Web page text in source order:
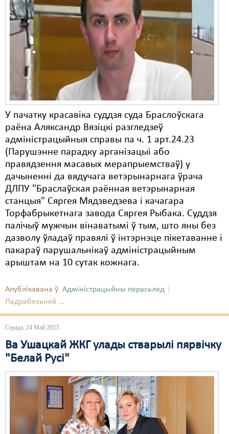
У пачатку красавіка суддзя суда Браслоўскага
раёна Аляксандр Вязіцкі разгледзеў
адміністрацыйныя справы па ч. 1 арт.24.23
(Парушэнне парадку арганізацыі або
правядзення масавых мерапрыемстваў) у
дачыненні да вядучага ветэрынарнага ўрача
ДЛПУ "Браслаўская раённая ветэрынарная
станцыя" Сяргея Мядзведзева і качагара
Торфабрыкетнага завода Сяргея Рыбака. Суддзя
палічыў мужчын вінаватымі ў тым, што яны без
дазволу ўладаў правялі ў інтэрнэце пікетаванне і
пакараў парушальнікаў адміністрацыйным
арыштам на 10 сутак кожнага.
Апублікавана ў Адміністрацыйны перасьлед
Падрабязьней ...
Серада, 24 Май 2023
Ва Ушацкай ЖКГ улады стварылі пярвічку
"Белай Русі"